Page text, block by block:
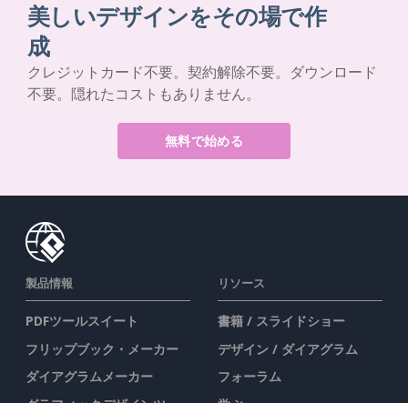
美しいデザインをその場で作
成
クレジットカード不要。契約解除不要。ダウンロード
不要。隠れたコストもありません。
無料で始める
製品情報
PDFツールスイート
フリップブック・メーカー
ダイアグラムメーカー
リソース
書籍 / スライドショー
デザイン / ダイアグラム
フォーラム